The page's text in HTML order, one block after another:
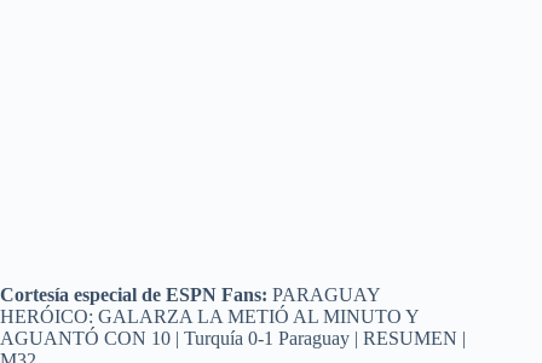
Cortesía especial de ESPN Fans: PARAGUAY
HERÓICO: GALARZA LA METIÓ AL MINUTO Y
AGUANTÓ CON 10 | Turquía 0-1 Paraguay | RESUMEN |